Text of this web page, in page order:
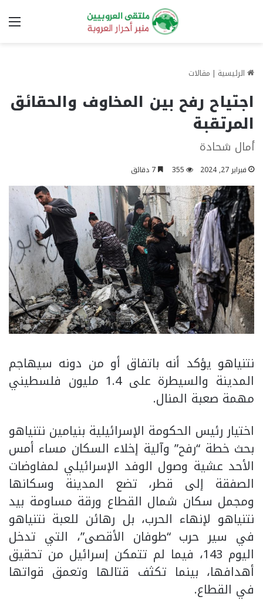
الرئيسية | مقالات
اجتياح رفح بين المخاوف والحقائق
المرتقبة
أمال شحادة
فبراير 27, 2024 355
نتنياهو يؤكد أنه باتفاق أو من دونه سيهاجم
المدينة والسيطرة على 1.4 مليون فلسطيني
مهمة صعبة المنال.
اختيار رئيس الحكومة الإسرائيلية بنيامين نتنياهو
بحث خطة “رفح” وآلية إخلاء السكان مساء أمس
الأحد عشية وصول الوفد الإسرائيلي لمفاوضات
الصفقة إلى قطر، تضع المدينة وسكانها
ومجمل سكان شمال القطاع ورقة مساومة بيد
نتنياهو لإنهاء الحرب، بل رهائن للعبة نتنياهو
في سير حرب “طوفان الأقصى”، التي تدخل
اليوم 143، فيما لم تتمكن إسرائيل من تحقيق
أهدافها، بينما تكثف قتالها وتعمق قواتها
في القطاع.